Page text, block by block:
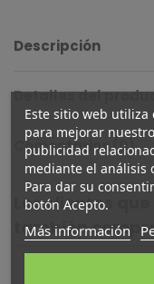
Descripción
Detalles del
Comentarios (0)
Los clientes
también
Este sitio web utiliza
para mejorar
publicidad
mediante el análisis
Para dar su
botón Acepto.
Más información